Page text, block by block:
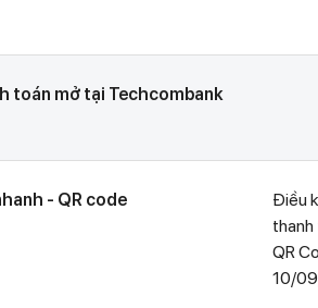
toán mở tại Techcombank
- QR code
Điều
thanh
QR
10/